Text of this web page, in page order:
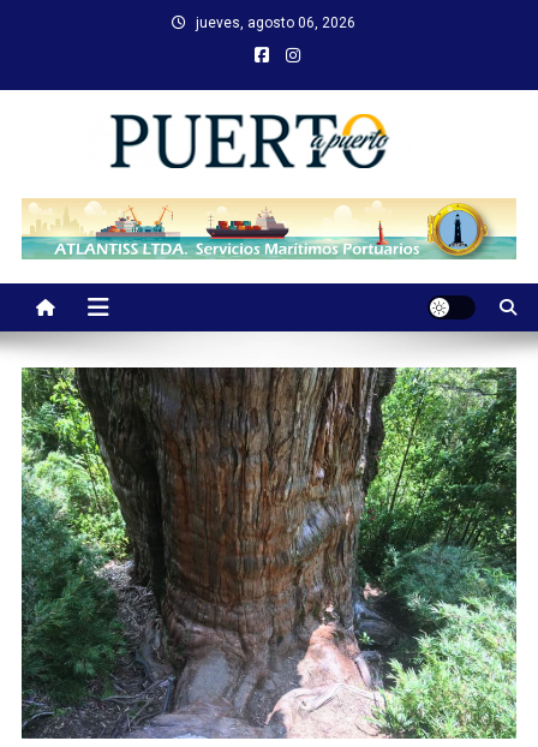
jueves, agosto 06, 2026
Puerto a Puerto